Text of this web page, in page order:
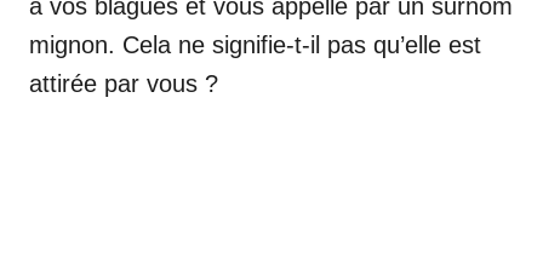
à vos blagues et vous appelle par un surnom
mignon. Cela ne signifie-t-il pas qu’elle est
attirée par vous ?